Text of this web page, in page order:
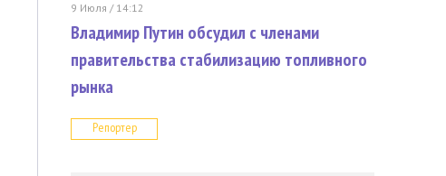
9 Июля / 14:12
Владимир Путин обсудил с членами
правительства стабилизацию топливного
рынка
Репортер